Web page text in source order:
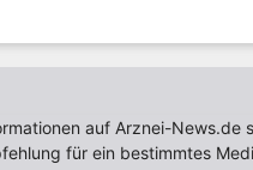
auf Arznei-News.de
für ein bestimmtes